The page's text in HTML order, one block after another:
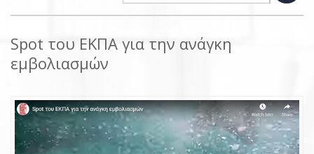
Spot του ΕΚΠΑ για την ανάγκη
εμβολιασμών